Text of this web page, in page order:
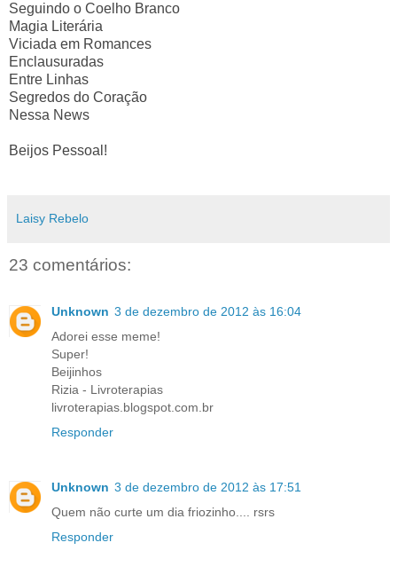
Seguindo o Coelho Branco
Magia Literária
Viciada em Romances
Enclausuradas
Entre Linhas
Segredos do Coração
Nessa News
Beijos Pessoal!
Laisy Rebelo
23 comentários:
Unknown 3 de dezembro de 2012 às 16:04
Adorei esse meme!
Super!
Beijinhos
Rizia - Livroterapias
livroterapias.blogspot.com.br
Responder
Unknown 3 de dezembro de 2012 às 17:51
Quem não curte um dia friozinho.... rsrs
Responder